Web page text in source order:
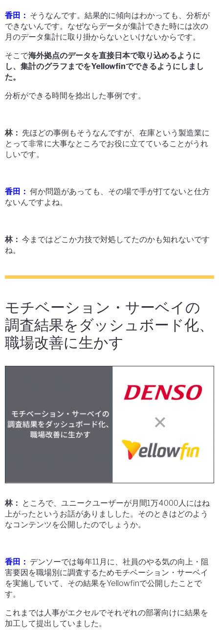
香田： そうなんです。結果的に傾向はわかっても、分析が
できないんです。なぜならデータが集計できた時には次の
月のデータ集計に取り掛からないといけないからです。
そこで海外拠点のデータを直接日本で取り込めるように
し、集計のグラフまでをYellowfinでできるようにしまし
た。
分析ができる時間を捻出した事例です。
林： 先ほどの事例もそうなんですが、在庫という製造業に
とって非常に大事なところでお役に立てていることがうれ
しいです。
香田： 何か問題があっても、その場で手が打てないと仕方
ないんですよね。
林： 今まではどこか力技で対処してたのかも知れないです
ね。
モチベーション・サーベイの
調査結果をダッシュボード化、
職場改善に生かす
林： ところで、ユニークユーザーが月間1万4000人にはね
上がったというお話がありましした。そのときはどのよう
なコンテンツを公開したのでしょうか。
香田： デンソーでは毎年11月に、社員のやる気の向上・阻
害要因を職場別に調査するためモチベーション・サーベイ
を実施していて、その結果をYellowfinで公開したことで
す。
これまでは人事がエクセルでそれぞれの部署向けに結果を
加工して提出していました。